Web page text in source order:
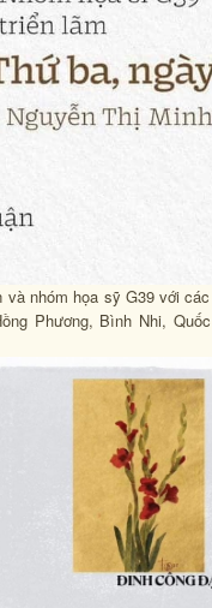
nhóm họa sỹ G39 với
Phương, Bình Nhi,